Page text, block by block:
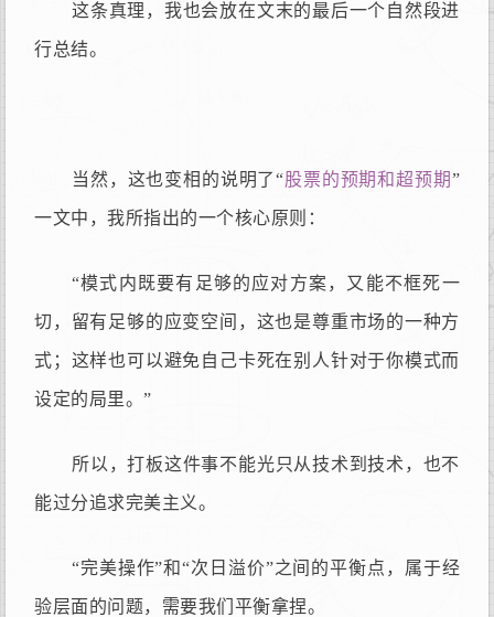
这条真理，我也会放在文末的最后一个自然段进
行总结。
当然，这也变相的说明了“股票的预期和超预期”
一文中，我所指出的一个核心原则：
“模式内既要有足够的应对方案，又能不框死一
切，留有足够的应变空间，这也是尊重市场的一种方
式；这样也可以避免自己卡死在别人针对于你模式而
设定的局里。”
所以，打板这件事不能光只从技术到技术，也不
能过分追求完美主义。
“完美操作”和“次日溢价”之间的平衡点，属于经
验层面的问题，需要我们平衡拿捏。